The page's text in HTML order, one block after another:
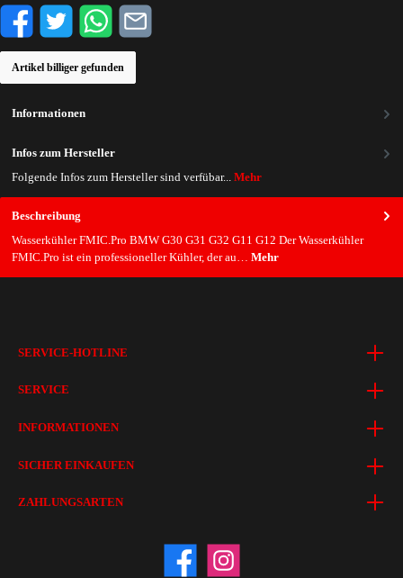
Artikel billiger gefunden
Beschreibung
Wasserkühler FMIC.Pro BMW G30 G31 G32 G11 G12 Der Wasserkühler
FMIC.Pro ist ein professioneller Kühler, der au… Mehr
Informationen
Infos zum Hersteller
Folgende Infos zum Hersteller sind verfübar... Mehr
SERVICE-HOTLINE
SERVICE
INFORMATIONEN
SICHER EINKAUFEN
ZAHLUNGSARTEN